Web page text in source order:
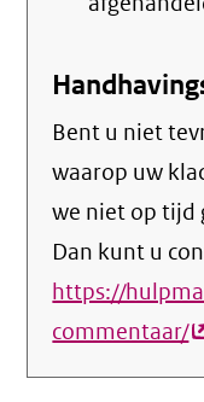
Bent u niet
waarop uw
we niet op tijd
Dan kunt u
https://
commentaar/